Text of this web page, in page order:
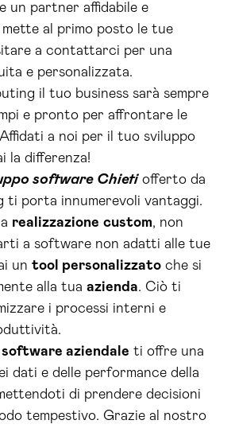
un partner affidabile e
al primo posto le tue
a contattarci per una
e personalizzata.
il tuo business sarà sempre
e pronto per affrontare le
a noi per il tuo sviluppo
la differenza!
software Chietiofferto da
ti porta innumerevoli vantaggi.
realizzazione custom, non
a software non adatti alle tue
un tool personalizzato che si
alla tua azienda. Ciò ti
i processi interni e
software aziendale ti offre una
dati e delle performance della
di prendere decisioni
tempestivo. Grazie al nostro